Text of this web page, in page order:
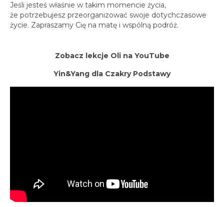
Jeśli jesteś właśnie w takim momencie życia,
że potrzebujesz przeorganizować swoje dotychczasowe
życie. Zapraszamy Cię na matę i wspólną podróż.
Zobacz lekcje Oli na YouTube
Yin&Yang dla Czakry Podstawy